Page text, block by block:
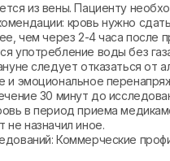
из вены. Пациенту
кровь нужно
чем через 2-4 часа после
употребление воды без
следует отказаться от
и эмоциональное
30 минут до
в период приема
не назначил иное.
Коммерческие